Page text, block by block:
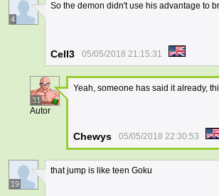
4
So the demon didn't use his advantage to
Cell3 05/05/2018 21:15:31
31
Autor
Yeah, someone has said it already,
Chewys 05/05/2018 22:30:53
19
that jump is like teen Goku